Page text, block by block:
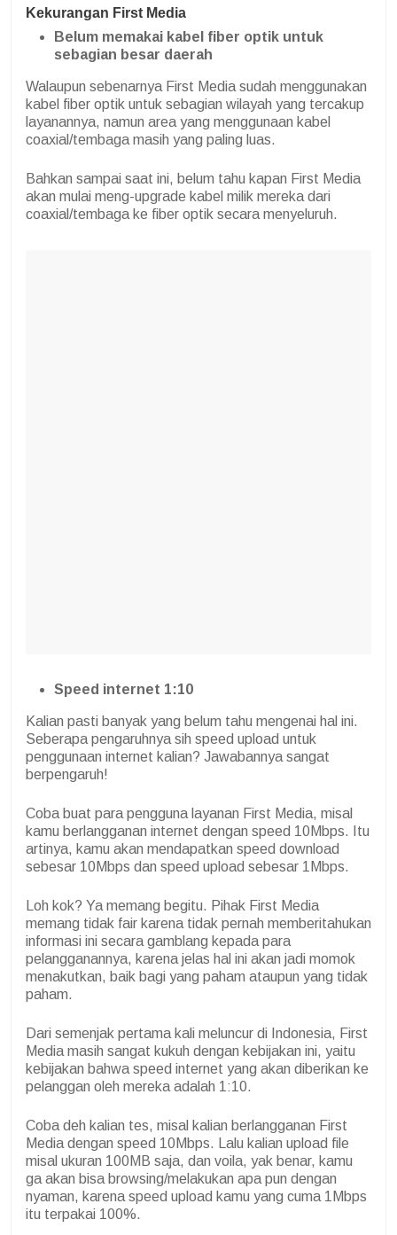
Kekurangan First Media
Belum memakai kabel fiber optik untuk
sebagian besar daerah
Walaupun sebenarnya First Media sudah menggunakan
kabel fiber optik untuk sebagian wilayah yang tercakup
layanannya, namun area yang menggunaan kabel
coaxial/tembaga masih yang paling luas.
Bahkan sampai saat ini, belum tahu kapan First Media
akan mulai meng-upgrade kabel milik mereka dari
coaxial/tembaga ke fiber optik secara menyeluruh.
Speed internet 1:10
Kalian pasti banyak yang belum tahu mengenai hal ini.
Seberapa pengaruhnya sih speed upload untuk
penggunaan internet kalian? Jawabannya sangat
berpengaruh!
Coba buat para pengguna layanan First Media, misal
kamu berlangganan internet dengan speed 10Mbps. Itu
artinya, kamu akan mendapatkan speed download
sebesar 10Mbps dan speed upload sebesar 1Mbps.
Loh kok? Ya memang begitu. Pihak First Media
memang tidak fair karena tidak pernah memberitahukan
informasi ini secara gamblang kepada para
pelangganannya, karena jelas hal ini akan jadi momok
menakutkan, baik bagi yang paham ataupun yang tidak
paham.
Dari semenjak pertama kali meluncur di Indonesia, First
Media masih sangat kukuh dengan kebijakan ini, yaitu
kebijakan bahwa speed internet yang akan diberikan ke
pelanggan oleh mereka adalah 1:10.
Coba deh kalian tes, misal kalian berlangganan First
Media dengan speed 10Mbps. Lalu kalian upload file
misal ukuran 100MB saja, dan voila, yak benar, kamu
ga akan bisa browsing/melakukan apa pun dengan
nyaman, karena speed upload kamu yang cuma 1Mbps
itu terpakai 100%.